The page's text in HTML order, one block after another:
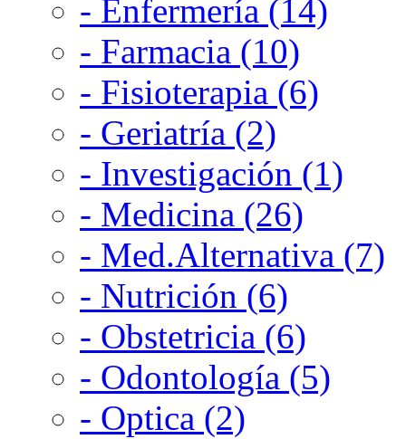
- Enfermería (14)
- Farmacia (10)
- Fisioterapia (6)
- Geriatría (2)
- Investigación (1)
- Medicina (26)
- Med.Alternativa (7)
- Nutrición (6)
- Obstetricia (6)
- Odontología (5)
- Optica (2)